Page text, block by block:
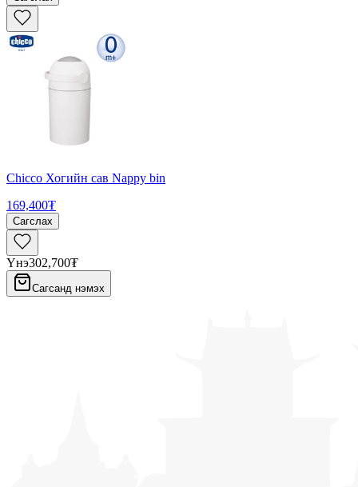
Chicco Хогийн сав Nappy bin
169,400₮
Сагслах
Үнэ302,700₮
Сагсанд нэмэх